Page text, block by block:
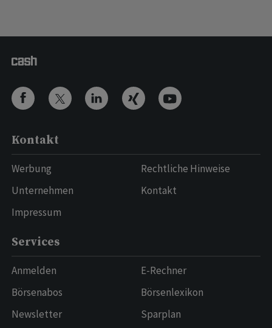
Kontakt
Werbung
Unternehmen
Impressum
Rechtliche Hinweise
Kontakt
Services
Anmelden
Börsenabos
Newsletter
E-Rechner
Börsenlexikon
Sparplan